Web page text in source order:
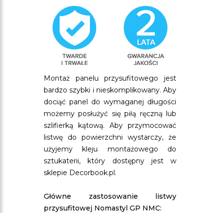
Montaż panelu przysufitowego jest
bardzo szybki i nieskomplikowany. Aby
dociąć panel do wymaganej długości
możemy posłużyć się piłą ręczną lub
szlifierką kątową. Aby przymocować
listwę do powierzchni wystarczy, że
użyjemy kleju montażowego do
sztukaterii, który dostępny jest w
sklepie Decorbook.pl.
Główne zastosowanie listwy
przysufitowej Nomastyl GP NMC: